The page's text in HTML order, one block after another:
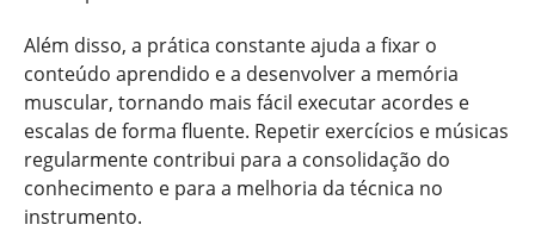
Além disso, a prática constante ajuda a fixar o
conteúdo aprendido e a desenvolver a memória
muscular, tornando mais fácil executar acordes e
escalas de forma fluente. Repetir exercícios e músicas
regularmente contribui para a consolidação do
conhecimento e para a melhoria da técnica no
instrumento.